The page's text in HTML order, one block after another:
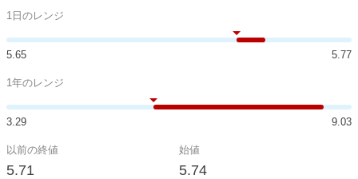
1日のレンジ
5.65 5.77
1年のレンジ
3.29 9.03
以前の終値
5.71
始値
5.74